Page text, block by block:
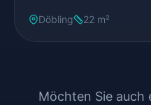
Döbling 22 m²
Möchten Sie auch